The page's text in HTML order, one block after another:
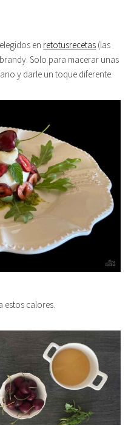
en retotusrecetas (las
Solo para macerar unas
y darle un toque diferente.
estos calores.